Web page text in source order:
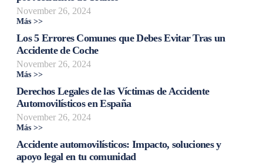
November 26, 2024
Más >>
Los 5 Errores Comunes que Debes Evitar Tras un
Accidente de Coche
November 26, 2024
Más >>
Derechos Legales de las Víctimas de Accidente
Automovilísticos en España
November 26, 2024
Más >>
Accidente automovilísticos: Impacto, soluciones y
apoyo legal en tu comunidad